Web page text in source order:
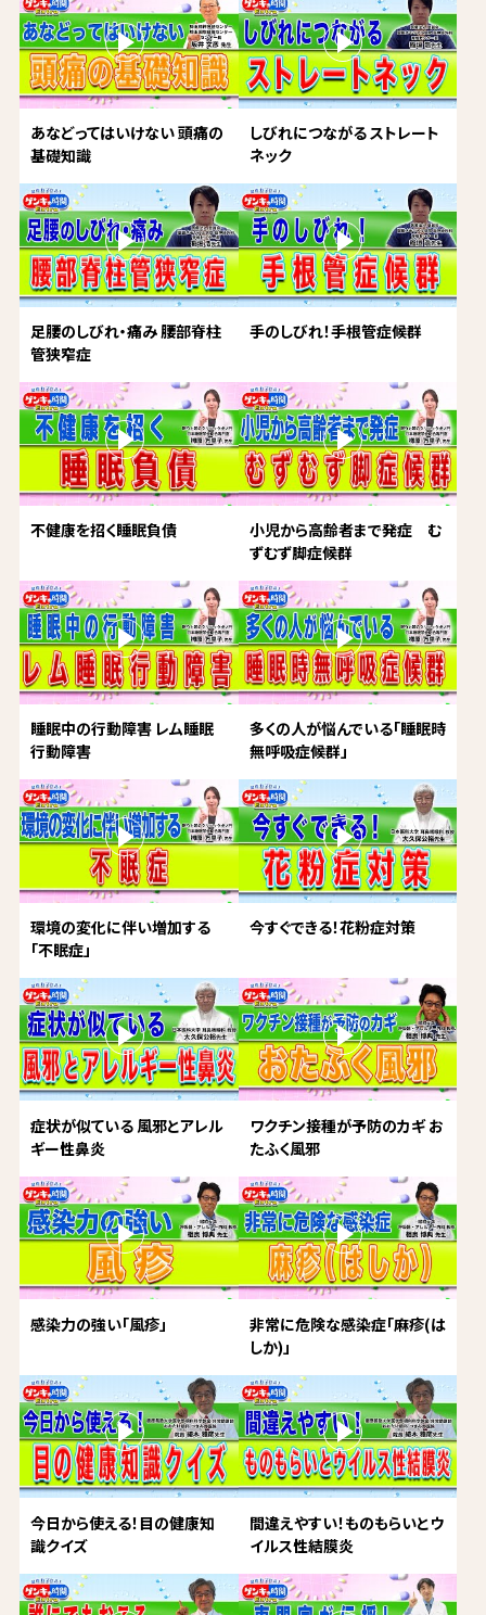
あなどってはいけない 頭痛の
基礎知識
しびれにつながる ストレート
ネック
足腰のしびれ・痛み 腰部脊柱
管狭窄症
手のしびれ！手根管症候群
不健康を招く睡眠負債
小児から高齢者まで発症 む
ずむず脚症候群
睡眠中の行動障害 レム睡眠
行動障害
多くの人が悩んでいる「睡眠時
無呼吸症候群」
環境の変化に伴い増加する
「不眠症」
今すぐできる！花粉症対策
症状が似ている 風邪とアレル
ギー性鼻炎
ワクチン接種が予防のカギ お
たふく風邪
感染力の強い「風疹」
非常に危険な感染症「麻疹(は
しか)」
今日から使える！目の健康知
識クイズ
間違えやすい！ものもらいとウ
イルス性結膜炎